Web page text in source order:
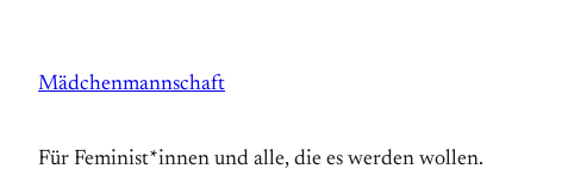
springen
Mädchenmannschaft
Für Feminist*innen und alle, die es werden wollen.